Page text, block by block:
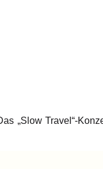
„Slow Travel“-